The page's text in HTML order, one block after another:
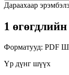
Дараахаар
1
Форматууд: PDF
Үр дүнг шүүх